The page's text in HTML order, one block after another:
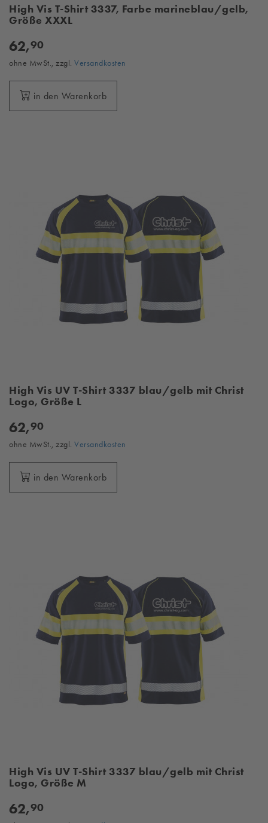
High Vis T-Shirt 3337, Farbe marineblau/gelb,
Größe XXXL
62,90
ohne MwSt., zzgl. Versandkosten
in den Warenkorb
High Vis UV T-Shirt 3337 blau/gelb mit Christ
Logo, Größe L
62,90
ohne MwSt., zzgl. Versandkosten
in den Warenkorb
High Vis UV T-Shirt 3337 blau/gelb mit Christ
Logo, Größe M
62,90